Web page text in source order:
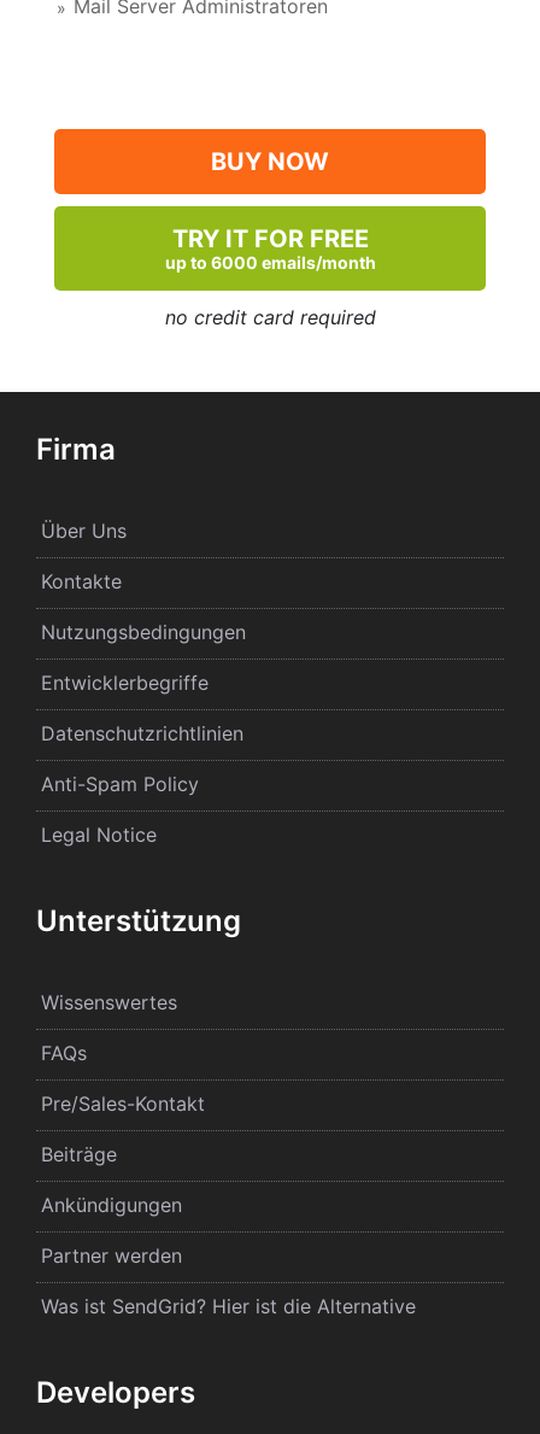
Mail Server Administratoren
BUY NOW
TRY IT FOR FREE
up to 6000 emails/month
no credit card required
Firma
Über Uns
Kontakte
Nutzungsbedingungen
Entwicklerbegriffe
Datenschutzrichtlinien
Anti-Spam Policy
Legal Notice
Unterstützung
Wissenswertes
FAQs
Pre/Sales-Kontakt
Beiträge
Ankündigungen
Partner werden
Was ist SendGrid? Hier ist die Alternative
Developers